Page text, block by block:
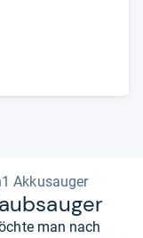
Akkusauger
man nach